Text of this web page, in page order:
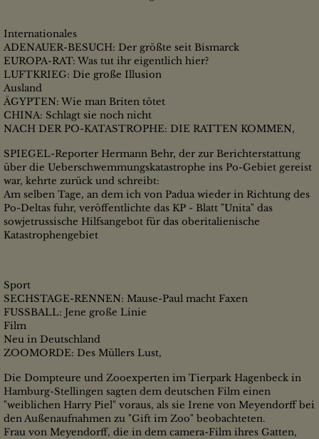
Internationales
ADENAUER-BESUCH: Der größte seit Bismarck
EUROPA-RAT: Was tut ihr eigentlich hier?
LUFTKRIEG: Die große Illusion
Ausland
ÄGYPTEN: Wie man Briten tötet
CHINA: Schlagt sie noch nicht
NACH DER PO-KATASTROPHE: DIE RATTEN KOMMEN,
SPIEGEL-Reporter Hermann Behr, der zur Berichterstattung
über die Ueberschwemmungskatastrophe ins Po-Gebiet gereist
war, kehrte zurück und schreibt:
Am selben Tage, an dem ich von Padua wieder in Richtung des
Po-Deltas fuhr, veröffentlichte das KP - Blatt "Unita" das
sowjetrussische Hilfsangebot für das oberitalienische
Katastrophengebiet
Sport
SECHSTAGE-RENNEN: Mause-Paul macht Faxen
FUSSBALL: Jene große Linie
Film
Neu in Deutschland
ZOOMORDE: Des Müllers Lust,
Die Dompteure und Zooexperten im Tierpark Hagenbeck in
Hamburg-Stellingen sagten dem deutschen Film einen
"weiblichen Harry Piel" voraus, als sie Irene von Meyendorff bei
den Außenaufnahmen zu "Gift im Zoo" beobachteten.
Frau von Meyendorff, die in dem camera-Film ihres Gatten,